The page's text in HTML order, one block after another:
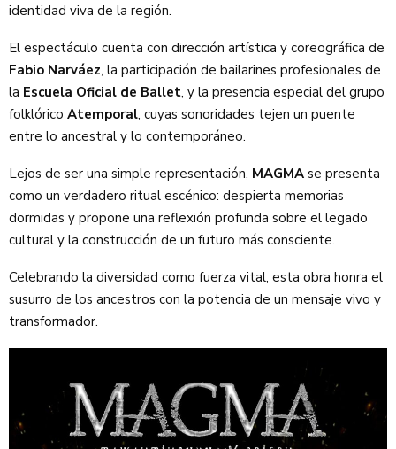
identidad viva de la región.
El espectáculo cuenta con dirección artística y coreográfica de
Fabio Narváez, la participación de bailarines profesionales de
la Escuela Oficial de Ballet, y la presencia especial del grupo
folklórico Atemporal, cuyas sonoridades tejen un puente
entre lo ancestral y lo contemporáneo.
Lejos de ser una simple representación, MAGMA se presenta
como un verdadero ritual escénico: despierta memorias
dormidas y propone una reflexión profunda sobre el legado
cultural y la construcción de un futuro más consciente.
Celebrando la diversidad como fuerza vital, esta obra honra el
susurro de los ancestros con la potencia de un mensaje vivo y
transformador.